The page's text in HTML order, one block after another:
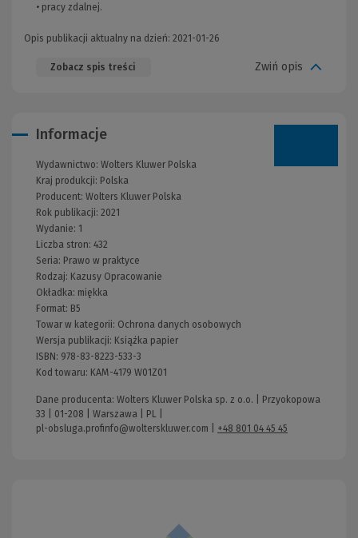
• pracy zdalnej.
Opis publikacji aktualny na dzień: 2021-01-26
Zobacz spis treści Zwiń opis
Informacje
Wydawnictwo: Wolters Kluwer Polska
Kraj produkcji: Polska
Producent: Wolters Kluwer Polska
Rok publikacji: 2021
Wydanie: 1
Liczba stron: 432
Seria: Prawo w praktyce
Rodzaj: Kazusy Opracowanie
Okładka: miękka
Format: B5
Towar w kategorii: Ochrona danych osobowych
Wersja publikacji: Książka papier
ISBN: 978-83-8223-533-3
Kod towaru: KAM-4179 W01Z01
Dane producenta: Wolters Kluwer Polska sp. z o.o. | Przyokopowa
33 | 01-208 | Warszawa | PL |
pl-obsluga.profinfo@wolterskluwer.com
+48 801 04 45 45